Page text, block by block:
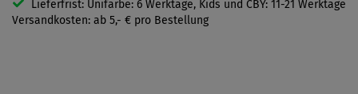
Lieferfrist: Unifarbe: 6 Werktage, Kids und CBY: 11-21 Werktage
Versandkosten: ab 5,- € pro Bestellung